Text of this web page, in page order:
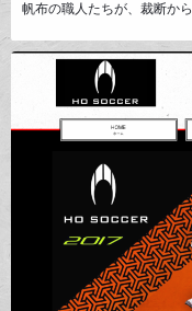
帆布の職人たちが、裁断か
風合いがあり、使うほどに
リーワンの帆布カバンです。